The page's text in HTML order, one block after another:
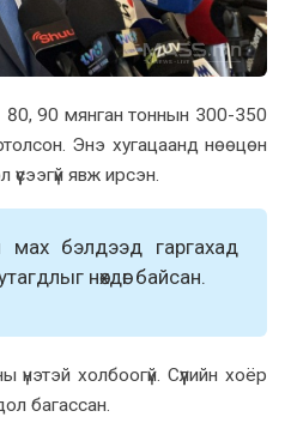
80, 90 мянган тоннын 300-350
Энэ хугацаанд нөөцөн
явж ирсэн.
бэлдээд гаргахад
нөхдөг байсан.
холбоогүй. Сүүлийн хоёр
багассан.